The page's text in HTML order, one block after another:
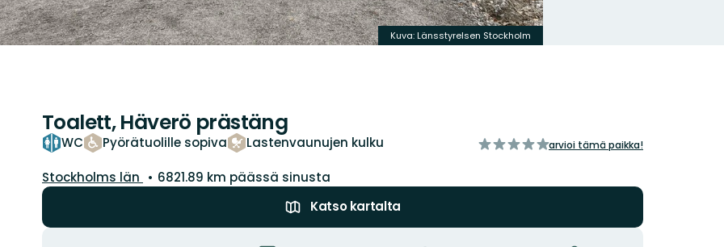
Kuva: Länsstyrelsen Stockholm
Toalett, Häverö prästäng
WC Pyörätuolille sopiva Lastenvaunujen kulku
/5
arvioi tämä paikka!
Kunta:
Stockholms län
6821.89 km päässä sinusta
Katso kartalta